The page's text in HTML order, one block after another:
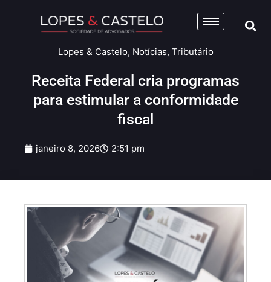
Lopes & Castelo, Notícias, Tributário
Receita Federal cria programas
para estimular a conformidade
fiscal
janeiro 8, 2026 2:51 pm